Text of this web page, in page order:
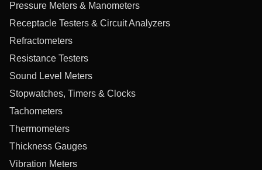
Pressure Meters & Manometers
Receptacle Testers & Circuit Analyzers
Refractometers
Resistance Testers
Sound Level Meters
Stopwatches, Timers & Clocks
Tachometers
Thermometers
Thickness Gauges
Vibration Meters